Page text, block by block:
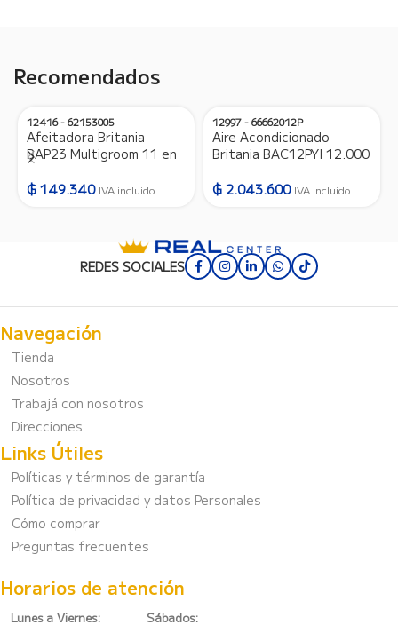
Recomendados
12416 - 62153005
Afeitadora Britania
BAP23 Multigroom 11 en
₲ 149.340 IVA incluido
12997 - 66662012P
Aire Acondicionado
Britania BAC12PYI 12.000
R410A – 220V/50HZ –
₲2.043.600 IVA incluido
REDES SOCIALES
Navegación
Tienda
Nosotros
Trabajá con nosotros
Direcciones
Links Útiles
Políticas y términos de garantía
Política de privacidad y datos Personales
Cómo comprar
Preguntas frecuentes
Horarios de atención
Lunes a Viernes: Sábados: